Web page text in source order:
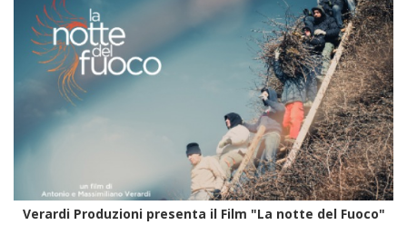
Verardi Produzioni presenta il Film "La notte del Fuoco"